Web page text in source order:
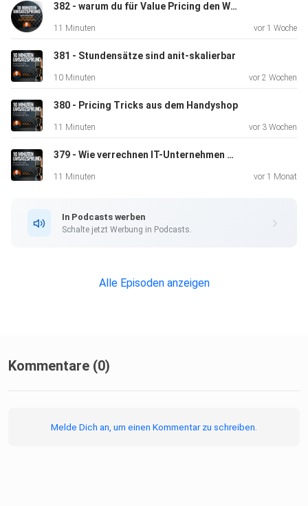
382 - warum du für Value Pricing den Wert nicht genau kennen musst
11 Minuten vor 1 Woche
381 - Stundensätze sind anit-skalierbar
10 Minuten vor 2 Wochen
380 - Pricing Tricks aus dem Handyshop
11 Minuten vor 3 Wochen
379 - Wie verrechnen IT-Unternehmen derzeit KI-Leistungen?
11 Minuten vor 1 Monat
In Podcasts werben
Schalte jetzt Werbung in Podcasts.
Alle Episoden anzeigen
Kommentare (0)
Melde Dich an, um einen Kommentar zu schreiben.